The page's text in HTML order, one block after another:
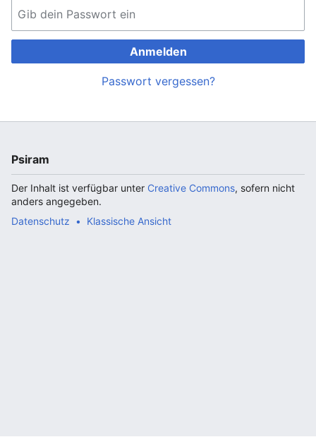
Anmelden
Passwort vergessen?
Psiram
Der Inhalt ist verfügbar unter Creative Commons, sofern nicht
anders angegeben.
Datenschutz
Klassische Ansicht